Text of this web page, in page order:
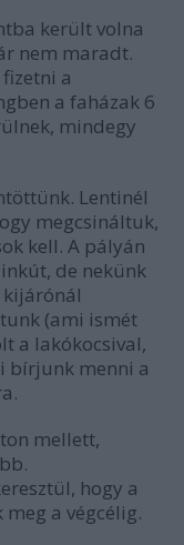
került volna
nem maradt.
a
a faházak 6
mindegy
Lentinél
megcsináltuk,
kell. A pályán
de nekünk
kijárónál
(ami ismét
a lakókocsival,
bírjunk menni a
mellett,
hogy a
a végcélig.